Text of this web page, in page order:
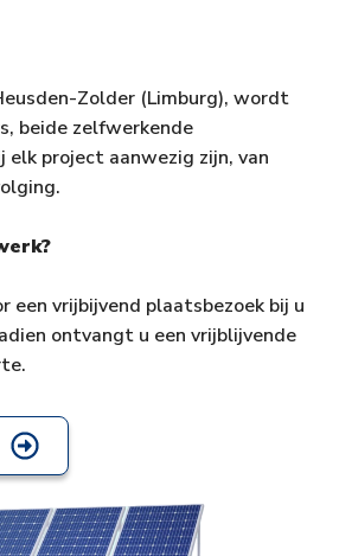
Zolder (Limburg), wordt
beide zelfwerkende
elk project aanwezig zijn, van
een vrijbijvend plaatsbezoek bij u
ontvangt u een vrijblijvende